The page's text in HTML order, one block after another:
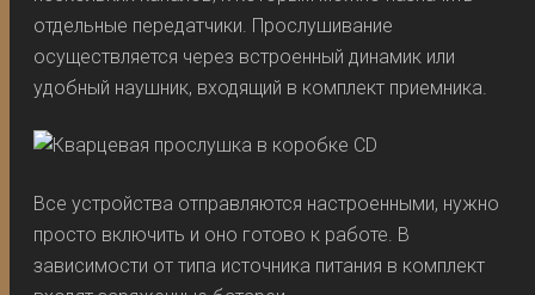
отдельные передатчики. Прослушивание
осуществляется через встроенный динамик или
удобный наушник, входящий в комплект приемника.
Все устройства отправляются настроенными, нужно
просто включить и оно готово к работе. В
зависимости от типа источника питания в комплект